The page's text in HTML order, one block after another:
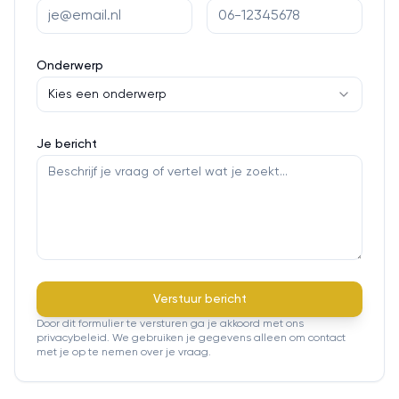
Onderwerp
Kies een onderwerp
Je bericht
Verstuur bericht
Door dit formulier te versturen ga je akkoord met ons
privacybeleid. We gebruiken je gegevens alleen om contact
met je op te nemen over je vraag.